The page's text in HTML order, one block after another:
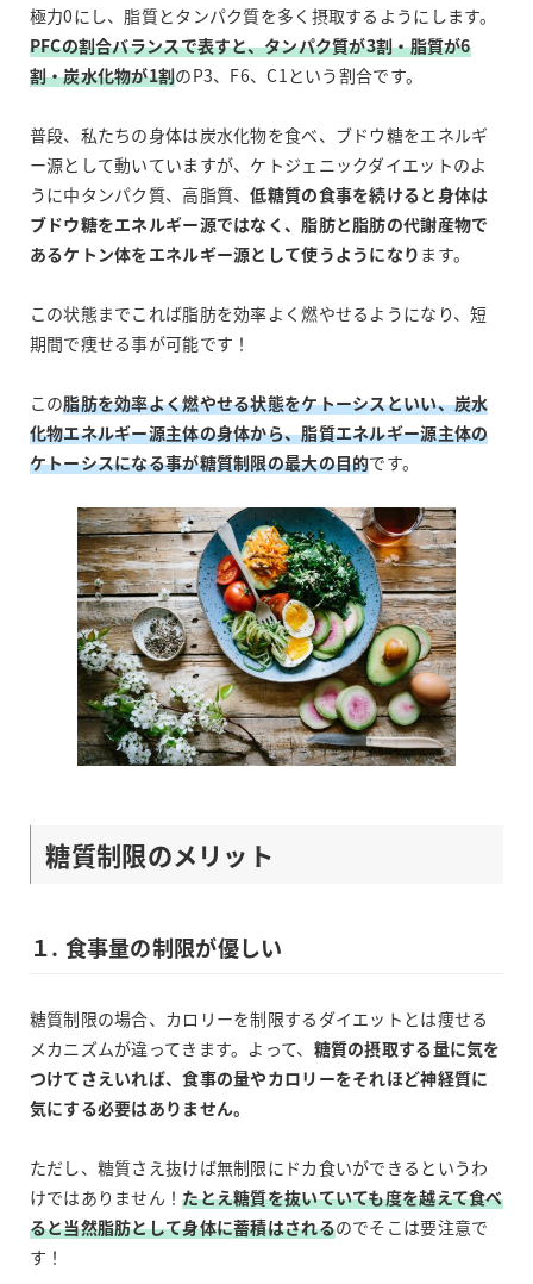
極力0にし、脂質とタンパク質を多く摂取するようにします。
PFCの割合バランスで表すと、タンパク質が3割・脂質が6
割・炭水化物が1割のP3、F6、C1という割合です。
普段、私たちの身体は炭水化物を食べ、ブドウ糖をエネルギ
ー源として動いていますが、ケトジェニックダイエットのよ
うに中タンパク質、高脂質、低糖質の食事を続けると身体は
ブドウ糖をエネルギー源ではなく、脂肪と脂肪の代謝産物で
あるケトン体をエネルギー源として使うようになり ます。
この状態までこれば脂肪を効率よく燃やせるようになり、短
期間で痩せる事が可能です！
この脂肪を効率よく燃やせる状態をケトーシスといい、炭水
化物エネルギー源主体の身体から、脂質エネルギー源主体の
ケトーシスになる事が糖質制限の最大の目的です。
糖質制限のメリット
１. 食事量の制限が優しい
糖質制限の場合、カロリーを制限するダイエットとは痩せる
メカニズムが違ってきます。よって、 糖質の摂取する量に気を
つけてさえいれば、食事の量やカロリーをそれほど神経質に
気にする必要はありません。
ただし、糖質さえ抜けば無制限にドカ食いができるというわ
けではありません！たとえ糖質を抜いていても度を越えて食べ
ると当然脂肪として身体に蓄積はされるのでそこは要注意で
す！